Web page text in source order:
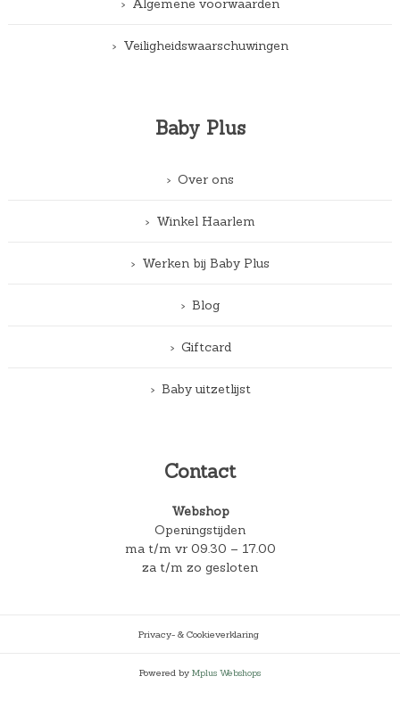
Veiligheidswaarschuwingen
Baby Plus
Over ons
Winkel Haarlem
Werken bij Baby Plus
Blog
Giftcard
Baby uitzetlijst
Contact
Webshop
Openingstijden
ma t/m vr 09.30 – 17.00
za t/m zo gesloten
Privacy- & Cookieverklaring
Powered by Mplus Webshops